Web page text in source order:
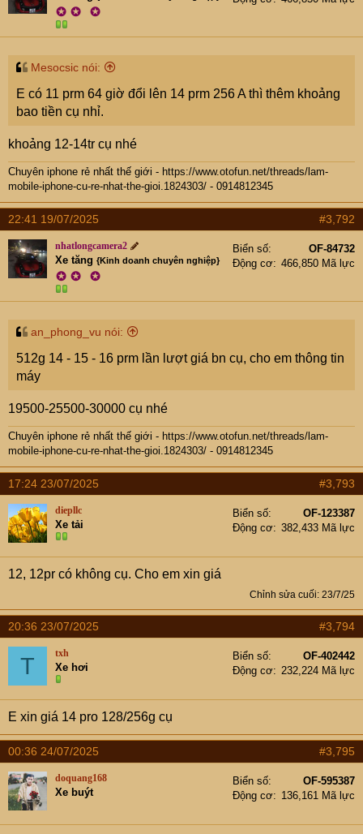
✪ ✪ ✪
Mesocsic nói:
E có 11 prm 64 giờ đổi lên 14 prm 256 A thì thêm khoảng
bao tiền cụ nhỉ.
khoảng 12-14tr cụ nhé
Chuyên iphone rẻ nhất thế giới - https://www.otofun.net/threads/lam-
mobile-iphone-cu-re-nhat-the-gioi.1824303/ - 0914812345
22:41 19/07/2025 #3,792
nhatlongcamera2
Xe tăng {Kinh doanh chuyên nghiệp}
✪ ✪ ✪
Biển số
OF-84732
Động cơ
466,850 Mã lực
an_phong_vu nói:
512g 14 - 15 - 16 prm lần lượt giá bn cụ, cho em thông tin
máy
19500-25500-30000 cụ nhé
Chuyên iphone rẻ nhất thế giới - https://www.otofun.net/threads/lam-
mobile-iphone-cu-re-nhat-the-gioi.1824303/ - 0914812345
17:24 23/07/2025 #3,793
diepllc
Xe tải
Biển số
OF-123387
Động cơ
382,433 Mã lực
12, 12pr có không cụ. Cho em xin giá
Chỉnh sửa cuối: 23/7/25
20:36 23/07/2025 #3,794
T txh
Xe hơi
Biển số
OF-402442
Động cơ
232,224 Mã lực
E xin giá 14 pro 128/256g cụ
00:36 24/07/2025 #3,795
doquang168
Xe buýt
Biển số
OF-595387
Động cơ
136,161 Mã lực